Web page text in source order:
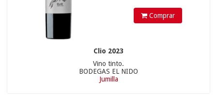
Comprar
Clio 2023
Vino tinto.
BODEGAS EL NIDO
Jumilla